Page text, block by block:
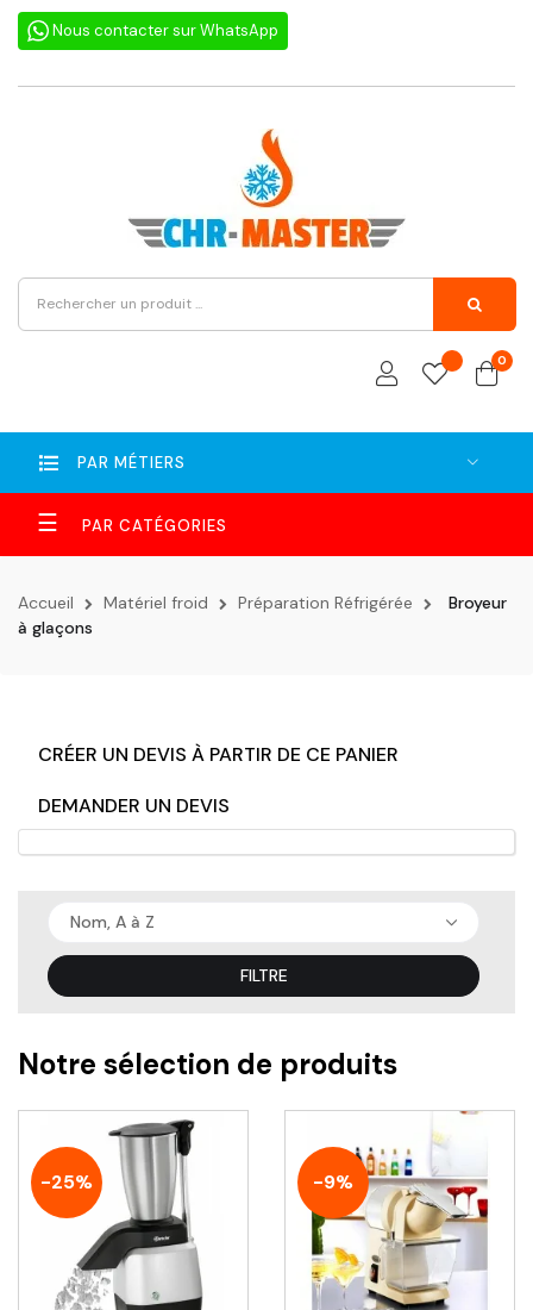
Nous contacter sur WhatsApp
0
PAR MÉTIERS
Basculer
la
navigation
☰
Accueil Matériel froid Préparation Réfrigérée
Broyeur
à glaçons
CRÉER UN DEVIS À PARTIR DE CE PANIER
DEMANDER UN DEVIS
Nom, A à Z
FILTRE
Notre sélection de produits
-25% -9%